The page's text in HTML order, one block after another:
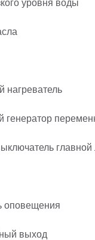
уровня воды
нагреватель
главной
оповещения
выход